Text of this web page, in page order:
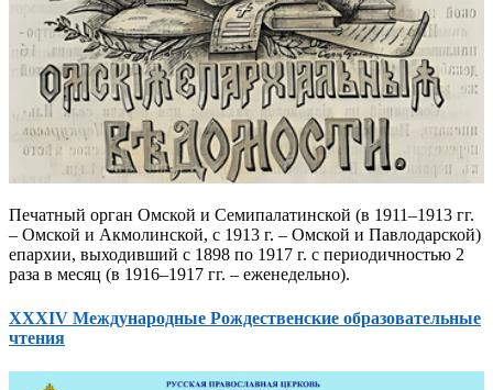
Печатный орган Омской и Семипалатинской (в 1911–1913 гг.
– Омской и Акмолинской, с 1913 г. – Омской и Павлодарской)
епархии, выходивший с 1898 по 1917 г. с периодичностью 2
раза в месяц (в 1916–1917 гг. – еженедельно).
XXXIV Международные Рождественские образовательные
чтения